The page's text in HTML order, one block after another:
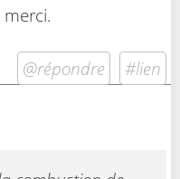
@répondre #lien